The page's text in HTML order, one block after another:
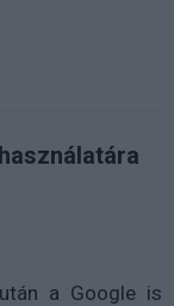
a Google is